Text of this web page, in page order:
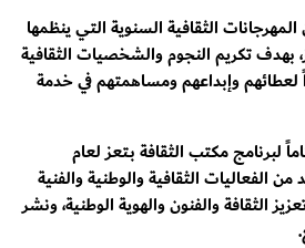
الثقافية السنوية التي ينظمها
بهدف تكريم النجوم والشخصيات الثقافية
لعطائهم وإبداعهم ومساهمتهم في خدمة
لبرنامج مكتب الثقافة بـتعز لعام
من الفعاليات الثقافية والوطنية والفنية
الثقافة والفنون والهوية الوطنية، ونشر